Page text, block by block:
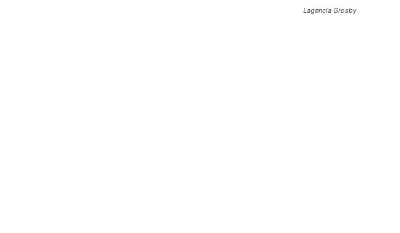
Lagencia Grosby